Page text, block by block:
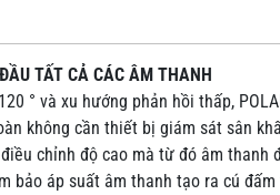
TẤT CẢ CÁC ÂM THANH
° và xu hướng phản hồi thấp,
không cần thiết bị giám sát sân
chỉnh độ cao mà từ đó âm
bảo áp suất âm thanh tạo ra cú